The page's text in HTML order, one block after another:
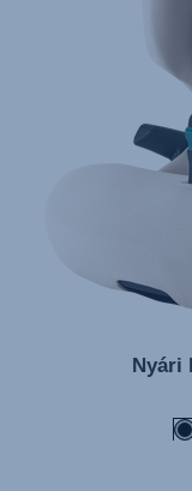
Nyári